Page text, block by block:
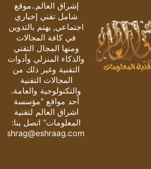
إشراق العالم..موقع
شامل تقني إخباري
اجتماعي, يهتم بالتدوين
في كافة المجالات
ومنها المجال التقني
والذكاء المنزلي وأدوات
التقنية وغير ذلك من
المجالات التقنية
والتكنولوجية والعامة.
أحد مواقع "مؤسسة
اشراق العالم لتقنية
المعلومات" اتصل بنا:
eshrag@eshraag.com